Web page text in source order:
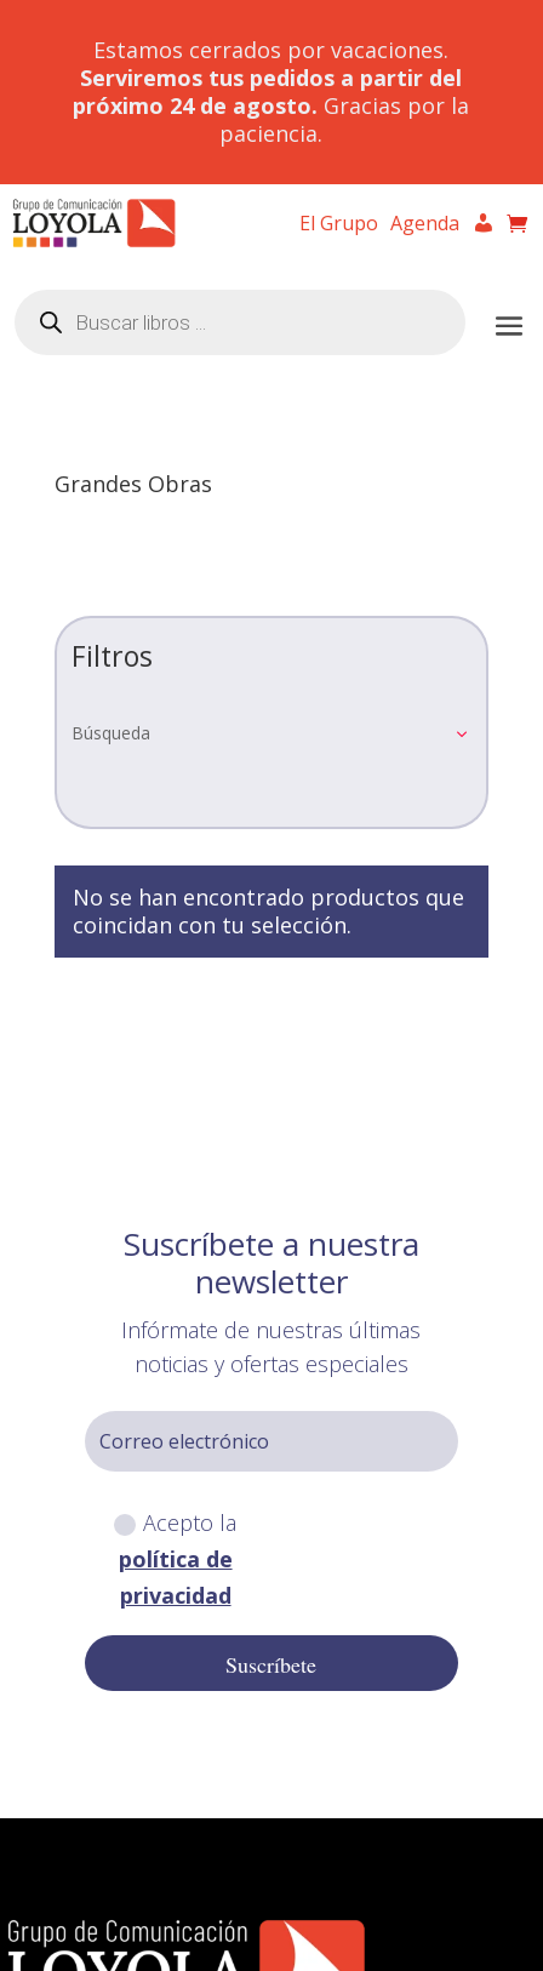
Estamos cerrados por vacaciones.
Serviremos tus pedidos a partir del
próximo 24 de agosto. Gracias por la
paciencia.
El Grupo Agenda
productos
Grandes Obras
Filtros
Búsqueda
No se han encontrado productos que
coincidan con tu selección.
Suscríbete a nuestra
newsletter
Infórmate de nuestras últimas
noticias y ofertas especiales
Acepto la
política de
privacidad
Suscríbete